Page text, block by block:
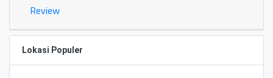
Review
Lokasi Populer